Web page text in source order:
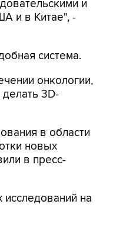
и
и в Китае", -
система.
онкологии,
3D-
в области
новых
в пресс-
исследований на